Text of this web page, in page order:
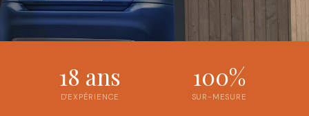
18 ans
D'EXPÉRIENCE
100%
SUR-MESURE